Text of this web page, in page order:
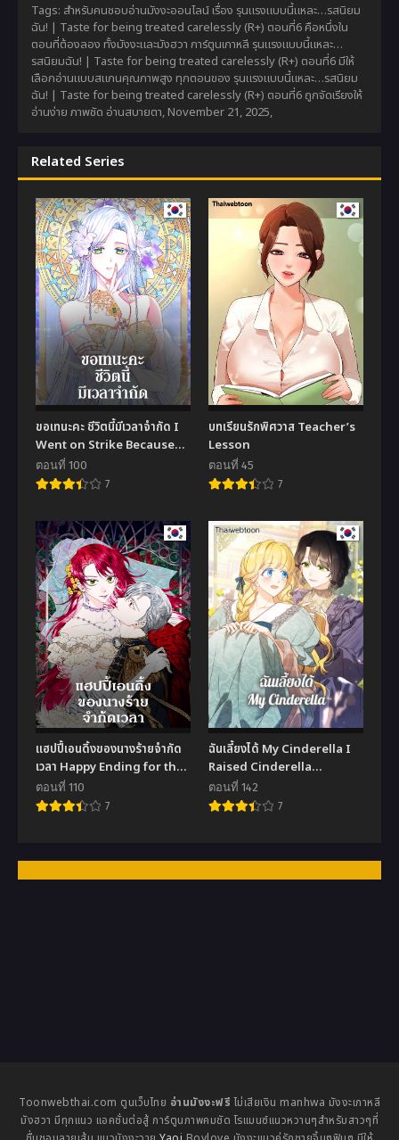
Tags: สำหรับคนชอบอ่านมังงะออนไลน์ เรื่อง รุนแรงแบบนี้แหละ…รสนิยม
ฉัน! | Taste for being treated carelessly (R+) ตอนที่6 คือหนึ่งใน
ตอนที่ต้องลอง ทั้งมังงะและมังฮวา การ์ตูนเกาหลี รุนแรงแบบนี้แหละ…
รสนิยมฉัน! | Taste for being treated carelessly (R+) ตอนที่6 มีให้
เลือกอ่านแบบสแกนคุณภาพสูง ทุกตอนของ รุนแรงแบบนี้แหละ…รสนิยม
ฉัน! | Taste for being treated carelessly (R+) ตอนที่6 ถูกจัดเรียงให้
อ่านง่าย ภาพชัด อ่านสบายตา, November 21, 2025,
Related Series
ขอเทนะคะ ชีวิตนี้มีเวลาจำกัด I
Went on Strike Because
My Time Was Limited
ตอนที่ 100
7
บทเรียนรักพิศวาส Teacher’s
Lesson
ตอนที่ 45
7
แฮปปี้เอนดิ้งของนางร้ายจำกัด
เวลา Happy Ending for the
Time-Limited Villainess
ตอนที่ 110
7
ฉันเลี้ยงได้ My Cinderella I
Raised Cinderella
Preciously
ตอนที่ 142
7
Toonwebthai.com ตูนเว็บไทย อ่านมังงะฟรี ไม่เสียเงิน manhwa มังงะเกาหลี
มังฮวา มีทุกแนว แอคชั่นต่อสู้ การ์ตูนภาพคมชัด โรแมนซ์แนวหวานๆสำหรับสาวๆที่